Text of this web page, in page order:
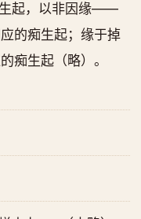
生起，以非因缘——
的痴生起；缘于掉
痴生起（略）。